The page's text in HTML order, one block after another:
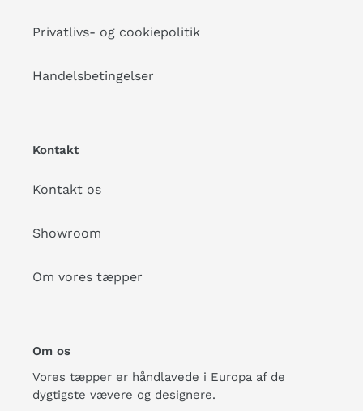
Privatlivs- og cookiepolitik
Handelsbetingelser
Kontakt
Kontakt os
Showroom
Om vores tæpper
Om os
Vores tæpper er håndlavede i Europa af de
dygtigste vævere og designere.